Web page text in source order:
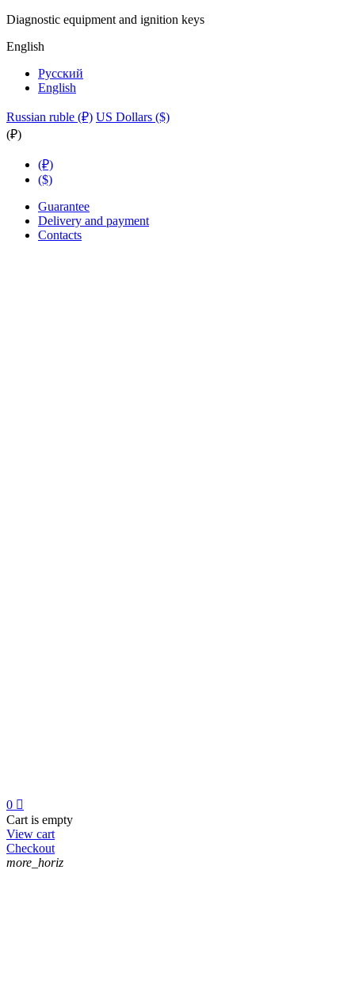
Diagnostic equipment and ignition keys
English
Русский
English
Russian ruble (₽) US Dollars ($)
(₽)
(₽)
($)
Guarantee
Delivery and payment
Contacts
0 
Cart is empty
View cart
Checkout
more_horiz